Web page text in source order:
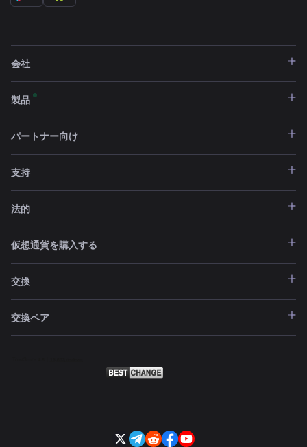
会社
製品
パートナー向け
支持
法的
仮想通貨を購入する
交換
交換ペア